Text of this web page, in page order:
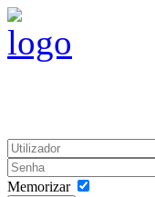
Memorizar